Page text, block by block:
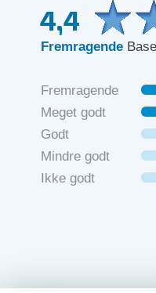
4,4
Fremragende
Fremragende
Meget godt
Godt
Mindre godt
Ikke godt